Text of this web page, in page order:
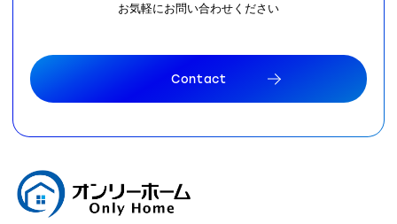
お気軽にお問い合わせください
Contact